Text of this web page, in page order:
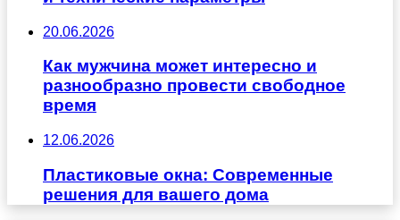
20.06.2026
Как мужчина может интересно и
разнообразно провести свободное
время
12.06.2026
Пластиковые окна: Современные
решения для вашего дома